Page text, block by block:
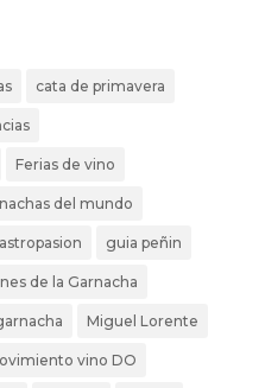
cata de primavera
Ferias de vino
del mundo
guia peñin
de la Garnacha
Miguel Lorente
vino DO